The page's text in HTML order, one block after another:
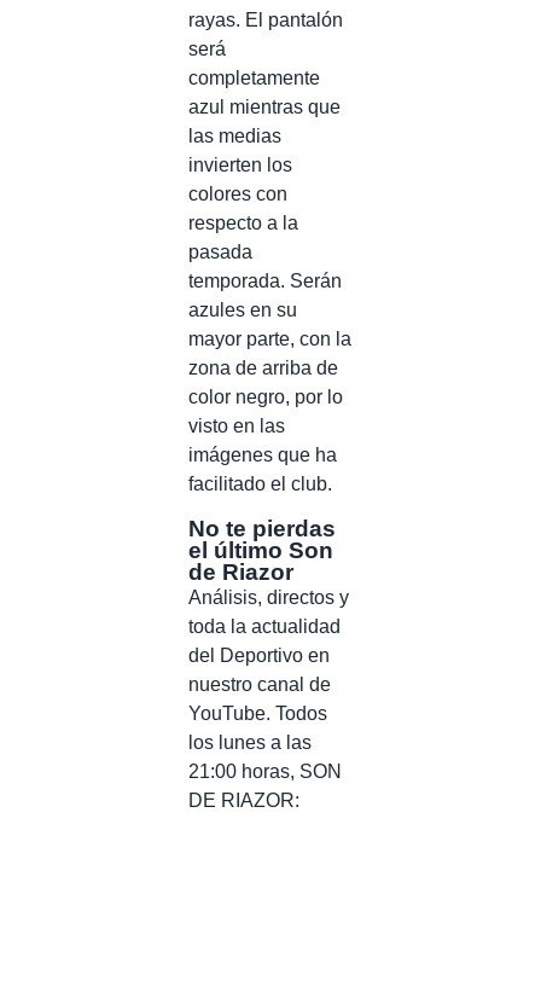
rayas. El pantalón
será
completamente
azul mientras que
las medias
invierten los
colores con
respecto a la
pasada
temporada. Serán
azules en su
mayor parte, con la
zona de arriba de
color negro, por lo
visto en las
imágenes que ha
facilitado el club.
No te pierdas
el último Son
de Riazor
Análisis, directos y
toda la actualidad
del Deportivo en
nuestro canal de
YouTube. Todos
los lunes a las
21:00 horas, SON
DE RIAZOR: